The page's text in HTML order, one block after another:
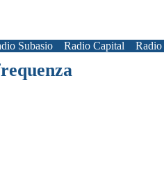
Subasio Radio Capital Radio